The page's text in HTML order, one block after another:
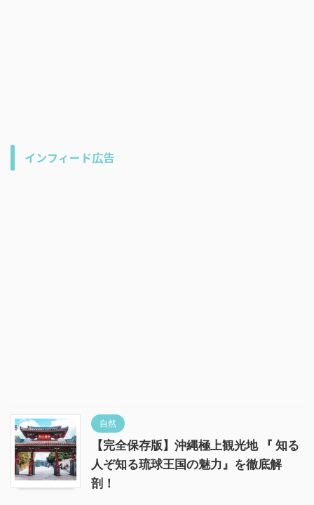
インフィード広告
自然
【完全保存版】沖縄極上観光地 『 知る
人ぞ知る琉球王国の魅力』を徹底解
剖！